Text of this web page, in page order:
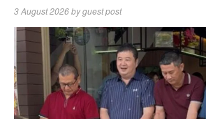
3 August 2026byguest post